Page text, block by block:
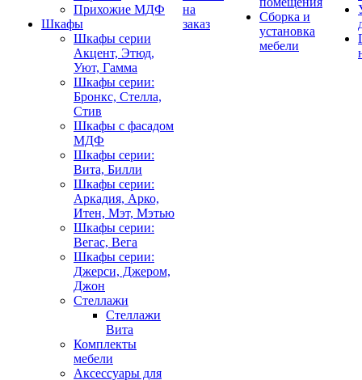
Прихожие МДФ
Шкафы
Шкафы серии
Акцент, Этюд,
Уют, Гамма
Шкафы серии:
Бронкс, Стелла,
Стив
Шкафы с фасадом
МДФ
Шкафы серии:
Вита, Билли
Шкафы серии:
Аркадия, Арко,
Итен, Мэт, Мэтью
Шкафы серии:
Вегас, Вега
Шкафы серии:
Джерси, Джером,
Джон
Стеллажи
Стеллажи
Вита
Комплекты
мебели
Аксессуары для
на
заказ
Сборка и
установка
мебели